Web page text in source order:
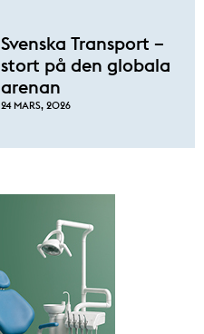
Svenska Transport –
stort på den globala
arenan
24 MARS, 2026